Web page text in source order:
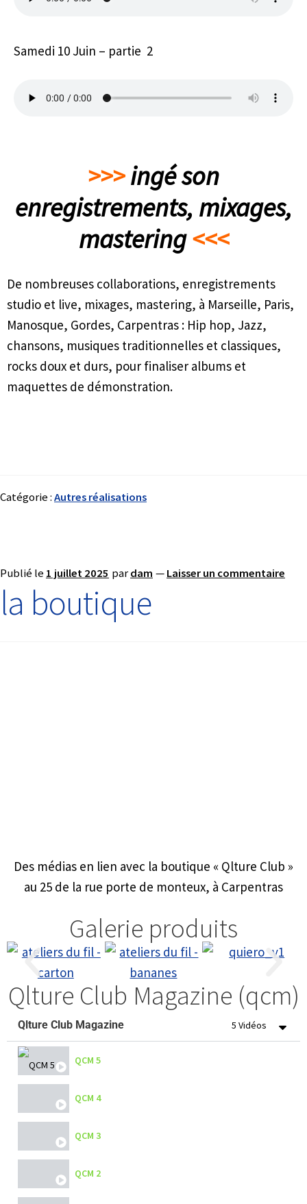
Samedi 10 Juin – partie 2
>>>ingé son
enregistrements, mixages,
mastering<<<
De nombreuses collaborations, enregistrements
studio et live, mixages, mastering, à Marseille, Paris,
Manosque, Gordes, Carpentras : Hip hop, Jazz,
chansons, musiques traditionnelles et classiques,
rocks doux et durs, pour finaliser albums et
maquettes de démonstration.
Catégorie :Autres réalisations
Publié le 1 juillet 2025 pardam —Laisser un commentaire
la boutique
Des médias en lien avec la boutique « Qlture Club »
au 25 de la rue porte de monteux, à Carpentras
Galerie produits
Qlture Club Magazine (qcm)
Qlture Club Magazine 5 Vidéos
QCM 5
QCM 4
QCM 3
QCM 2